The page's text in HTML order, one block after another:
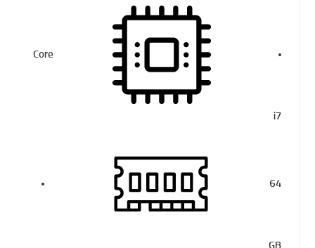
Core
i7
64